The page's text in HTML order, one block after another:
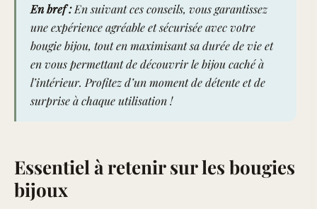
En bref : En suivant ces conseils, vous garantissez
une expérience agréable et sécurisée avec votre
bougie bijou, tout en maximisant sa durée de vie et
en vous permettant de découvrir le bijou caché à
l’intérieur. Profitez d’un moment de détente et de
surprise à chaque utilisation !
Essentiel à retenir sur les bougies
bijoux